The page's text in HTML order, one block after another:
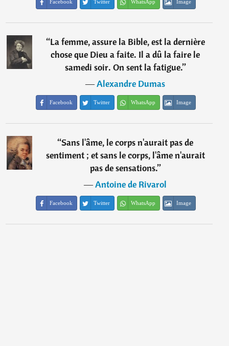
Facebook Twitter WhatsApp Image
“La femme, assure la Bible, est la dernière
chose que Dieu a faite. Il a dû la faire le
samedi soir. On sent la fatigue.”
―Alexandre Dumas
Facebook Twitter WhatsApp Image
“Sans l'âme, le corps n'aurait pas de
sentiment ; et sans le corps, l'âme n'aurait
pas de sensations.”
―Antoine de Rivarol
Facebook Twitter WhatsApp Image